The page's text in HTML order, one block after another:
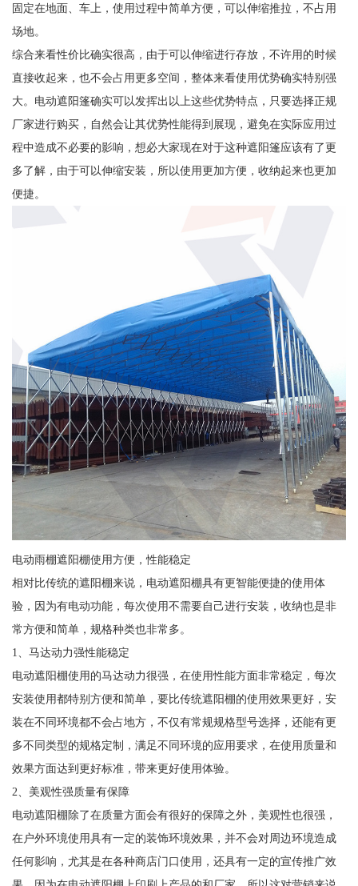
固定在地面、车上，使用过程中简单方便，可以伸缩推拉，不占用
场地。
综合来看性价比确实很高，由于可以伸缩进行存放，不许用的时候
直接收起来，也不会占用更多空间，整体来看使用优势确实特别强
大。电动遮阳篷确实可以发挥出以上这些优势特点，只要选择正规
厂家进行购买，自然会让其优势性能得到展现，避免在实际应用过
程中造成不必要的影响，想必大家现在对于这种遮阳篷应该有了更
多了解，由于可以伸缩安装，所以使用更加方便，收纳起来也更加
便捷。
电动雨棚遮阳棚使用方便，性能稳定
相对比传统的遮阳棚来说，电动遮阳棚具有更智能便捷的使用体
验，因为有电动功能，每次使用不需要自己进行安装，收纳也是非
常方便和简单，规格种类也非常多。
1、马达动力强性能稳定
电动遮阳棚使用的马达动力很强，在使用性能方面非常稳定，每次
安装使用都特别方便和简单，要比传统遮阳棚的使用效果更好，安
装在不同环境都不会占地方，不仅有常规规格型号选择，还能有更
多不同类型的规格定制，满足不同环境的应用要求，在使用质量和
效果方面达到更好标准，带来更好使用体验。
2、美观性强质量有保障
电动遮阳棚除了在质量方面会有很好的保障之外，美观性也很强，
在户外环境使用具有一定的装饰环境效果，并不会对周边环境造成
任何影响，尤其是在各种商店门口使用，还具有一定的宣传推广效